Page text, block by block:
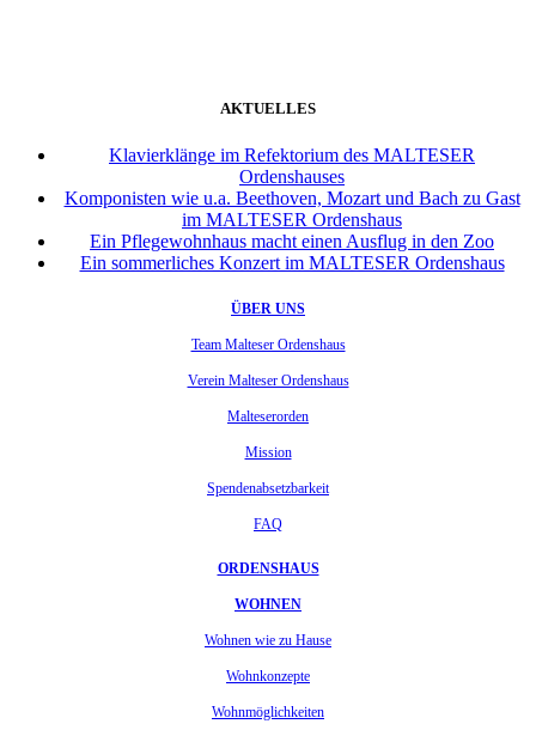
AKTUELLES
Klavierklänge im Refektorium des MALTESER
Ordenshauses
Komponisten wie u.a. Beethoven, Mozart und Bach zu Gast
im MALTESER Ordenshaus
Ein Pflegewohnhaus macht einen Ausflug in den Zoo
Ein sommerliches Konzert im MALTESER Ordenshaus
ÜBER UNS
Team Malteser Ordenshaus
Verein Malteser Ordenshaus
Malteserorden
Mission
Spendenabsetzbarkeit
FAQ
ORDENSHAUS
WOHNEN
Wohnen wie zu Hause
Wohnkonzepte
Wohnmöglichkeiten